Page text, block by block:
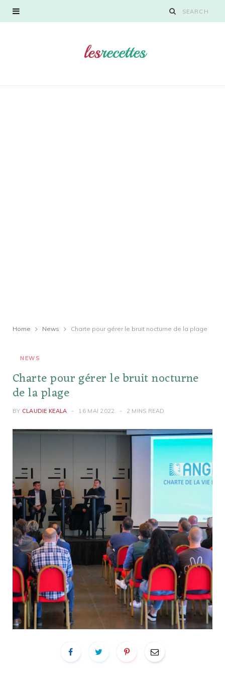
Home News Charte pour gérer le bruit nocturne de la plage
NEWS
Charte pour gérer le bruit nocturne
de la plage
BY CLAUDIE KEALA 16 MAI 2022 2 MINS READ